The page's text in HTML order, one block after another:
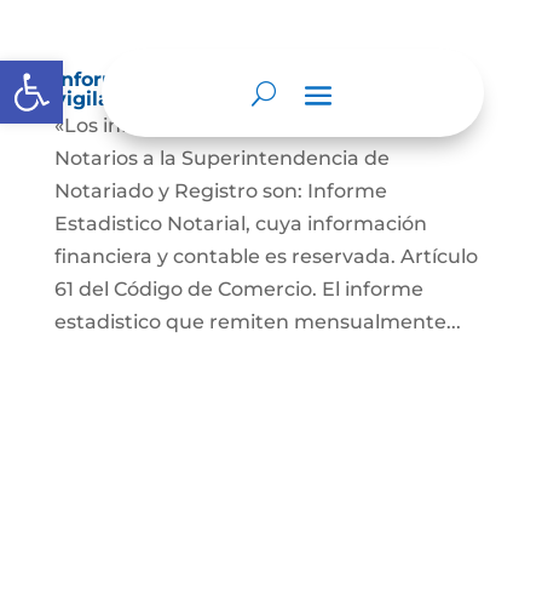
Abrir barra de herramientas
Informes a organismos de inspección,
vigilancia y control
«Los informes que presentan los Señores
Notarios a la Superintendencia de
Notariado y Registro son: Informe
Estadistico Notarial, cuya información
financiera y contable es reservada. Artículo
61 del Código de Comercio. El informe
estadistico que remiten mensualmente...